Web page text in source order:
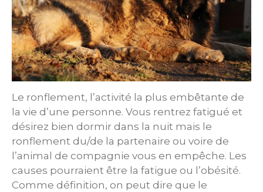
Le ronflement, l’activité la plus embêtante de
la vie d’une personne. Vous rentrez fatigué et
désirez bien dormir dans la nuit mais le
ronflement du/de la partenaire ou voire de
l’animal de compagnie vous en empêche. Les
causes pourraient être la fatigue ou l’obésité.
Comme définition, on peut dire que le